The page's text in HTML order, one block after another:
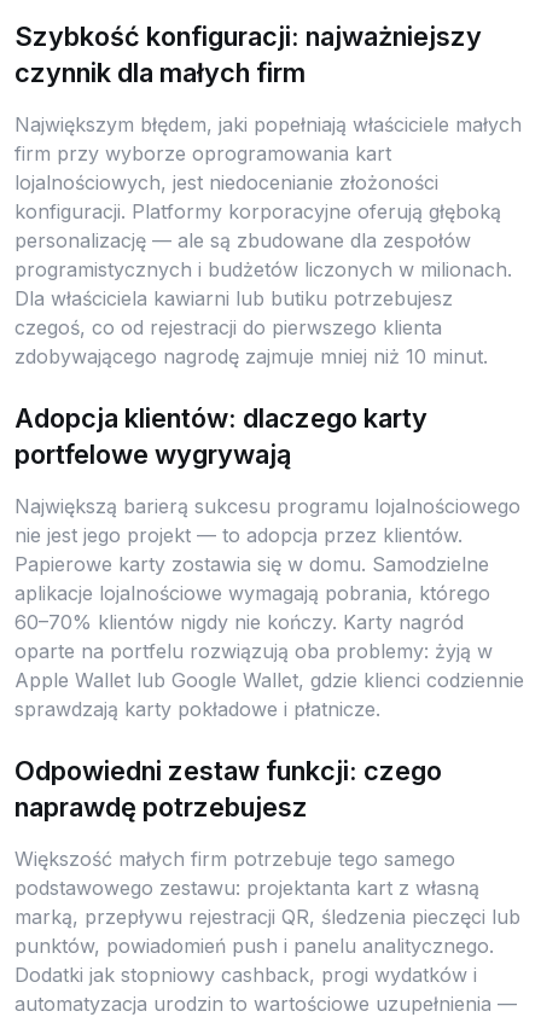
Szybkość konfiguracji: najważniejszy
czynnik dla małych firm
Największym błędem, jaki popełniają właściciele małych
firm przy wyborze oprogramowania kart
lojalnościowych, jest niedocenianie złożoności
konfiguracji. Platformy korporacyjne oferują głęboką
personalizację — ale są zbudowane dla zespołów
programistycznych i budżetów liczonych w milionach.
Dla właściciela kawiarni lub butiku potrzebujesz
czegoś, co od rejestracji do pierwszego klienta
zdobywającego nagrodę zajmuje mniej niż 10 minut.
Adopcja klientów: dlaczego karty
portfelowe wygrywają
Największą barierą sukcesu programu lojalnościowego
nie jest jego projekt — to adopcja przez klientów.
Papierowe karty zostawia się w domu. Samodzielne
aplikacje lojalnościowe wymagają pobrania, którego
60–70% klientów nigdy nie kończy. Karty nagród
oparte na portfelu rozwiązują oba problemy: żyją w
Apple Wallet lub Google Wallet, gdzie klienci codziennie
sprawdzają karty pokładowe i płatnicze.
Odpowiedni zestaw funkcji: czego
naprawdę potrzebujesz
Większość małych firm potrzebuje tego samego
podstawowego zestawu: projektanta kart z własną
marką, przepływu rejestracji QR, śledzenia pieczęci lub
punktów, powiadomień push i panelu analitycznego.
Dodatki jak stopniowy cashback, progi wydatków i
automatyzacja urodzin to wartościowe uzupełnienia —